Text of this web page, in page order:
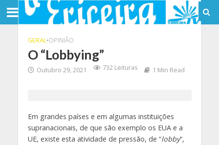
GERAL•OPINIÃO
O “Lobbying”
Outubro 29, 2021 732 Leituras 1 Min Read
Em grandes países e em algumas instituições
supranacionais, de que são exemplo os EUA e a
UE, existe esta atividade de pressão, de “lobby”,